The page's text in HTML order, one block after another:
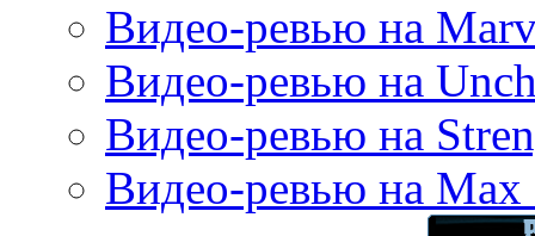
Видео-ревью на
Видео-ревью на
Видео-ревью на
Видео-ревью на Max